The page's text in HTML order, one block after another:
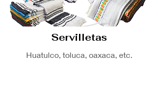
Servilletas
Huatulco, toluca, oaxaca, etc.